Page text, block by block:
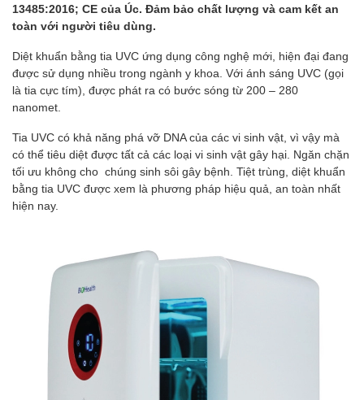
13485:2016; CE của Úc. Đảm bảo chất lượng và cam kết an
toàn với người tiêu dùng.
Diệt khuẩn bằng tia UVC ứng dụng công nghệ mới, hiện đại đang
được sử dụng nhiều trong ngành y khoa. Với ánh sáng UVC (gọi
là tia cực tím), được phát ra có bước sóng từ 200 – 280
nanomet.
Tia UVC có khả năng phá vỡ DNA của các vi sinh vật, vì vậy mà
có thể tiêu diệt được tất cả các loại vi sinh vật gây hại. Ngăn chặn
tối ưu không cho chúng sinh sôi gây bệnh. Tiệt trùng, diệt khuẩn
bằng tia UVC được xem là phương pháp hiệu quả, an toàn nhất
hiện nay.